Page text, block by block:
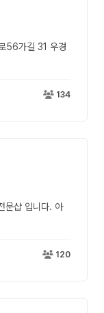
56가길 31 우경
134
120